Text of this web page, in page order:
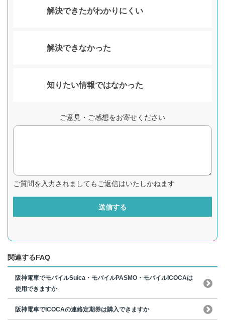
解決できたがわかりにくい
解決できなかった
知りたい情報ではなかった
ご意見・ご感想をお寄せください
ご質問を入力されましてもご返信はいたしかねます
送信する
関連するFAQ
阪神電車でモバイルSuica・モバイルPASMO・モバイルICOCAは
使用できますか
阪神電車でICOCAの連絡定期券は購入できますか